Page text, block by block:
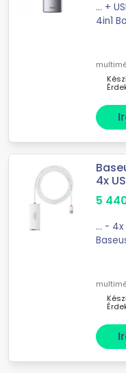
... + USB 2.0 + HDMI + USB-C PD Hub
4in1
4x
5
... - 4x USB 3.0 hub, 2m (Fehér) 4-in-1